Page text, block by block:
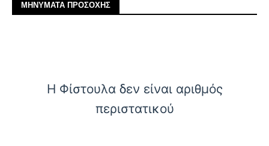
ΜΗΝΥΜΑΤΑ ΠΡΟΣΟΧΗΣ
Η Φίστουλα δεν είναι αριθμός
περιστατικού